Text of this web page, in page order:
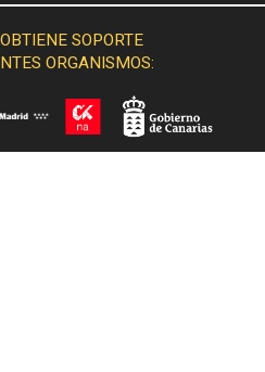
SOPORTE
ORGANISMOS: